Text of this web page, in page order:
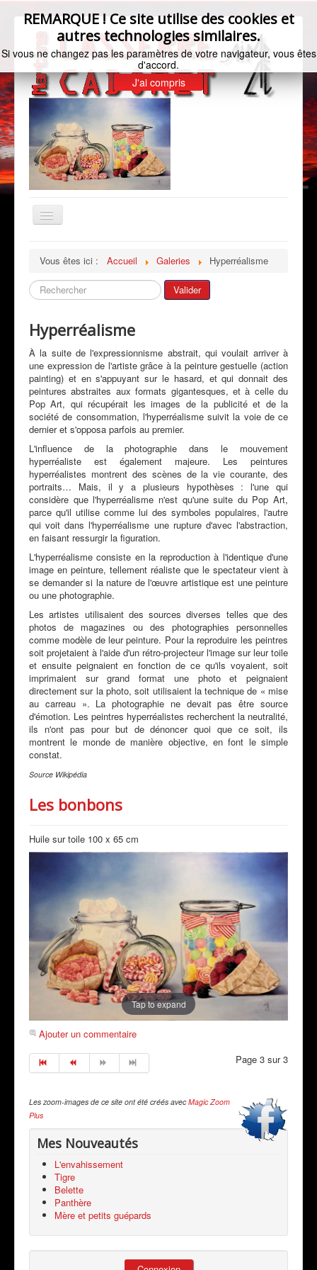
Basculer
la
Galeries
Mon Actualité
Expositions
Revue de Presse
Peintres & Amis
Livre d'Or
Contact
Prestations
Vous êtes ici : Accueil Galeries Hyperréalisme
REMARQUE ! Ce site utilise des cookies et
autres technologies similaires.
Si vous ne changez pas les paramètres de votre navigateur, vous êtes
d'accord.
J'ai compris
Rechercher Valider
Hyperréalisme
À la suite de l'expressionnisme abstrait, qui voulait arriver à
une expression de l'artiste grâce à la peinture gestuelle (action
painting) et en s'appuyant sur le hasard, et qui donnait des
peintures abstraites aux formats gigantesques, et à celle du
Pop Art, qui récupérait les images de la publicité et de la
société de consommation, l'hyperréalisme suivit la voie de ce
dernier et s'opposa parfois au premier.
L'influence de la photographie dans le mouvement
hyperréaliste est également majeure. Les peintures
hyperréalistes montrent des scènes de la vie courante, des
portraits… Mais, il y a plusieurs hypothèses : l'une qui
considère que l'hyperréalisme n'est qu'une suite du Pop Art,
parce qu'il utilise comme lui des symboles populaires, l'autre
qui voit dans l'hyperréalisme une rupture d'avec l'abstraction,
en faisant ressurgir la figuration.
L'hyperréalisme consiste en la reproduction à l'identique d'une
image en peinture, tellement réaliste que le spectateur vient à
se demander si la nature de l'œuvre artistique est une peinture
ou une photographie.
Les artistes utilisaient des sources diverses telles que des
photos de magazines ou des photographies personnelles
comme modèle de leur peinture. Pour la reproduire les peintres
soit projetaient à l'aide d'un rétro-projecteur l'image sur leur toile
et ensuite peignaient en fonction de ce qu'ils voyaient, soit
imprimaient sur grand format une photo et peignaient
directement sur la photo, soit utilisaient la technique de « mise
au carreau ». La photographie ne devait pas être source
d'émotion. Les peintres hyperréalistes recherchent la neutralité,
ils n'ont pas pour but de dénoncer quoi que ce soit, ils
montrent le monde de manière objective, en font le simple
constat.
Source Wikipédia
Les bonbons
Huile sur toile 100 x 65 cm
Tap to expand
Ajouter un commentaire
Page 3 sur 3
Les zoom-images de ce site ont été créés avecMagic Zoom
Plus
Mes Nouveautés
L'envahissement
Tigre
Belette
Panthère
Mère et petits guépards